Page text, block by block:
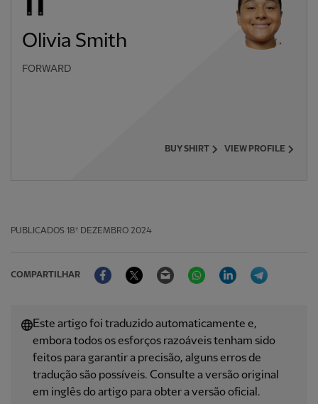
Olivia Smith
FORWARD
VIEW PROFILE
BUY SHIRT
PUBLICADOS 18º DEZEMBRO 2024
COMPARTILHAR
FacebookTwitter Email WhatsAppLinkedIn
Este artigo foi traduzido automaticamente e,
embora todos os esforços razoáveis ​​tenham sido
feitos para garantir a precisão, alguns erros de
tradução são possíveis. Consulte a versão original
em inglês do artigo para obter a versão oficial.